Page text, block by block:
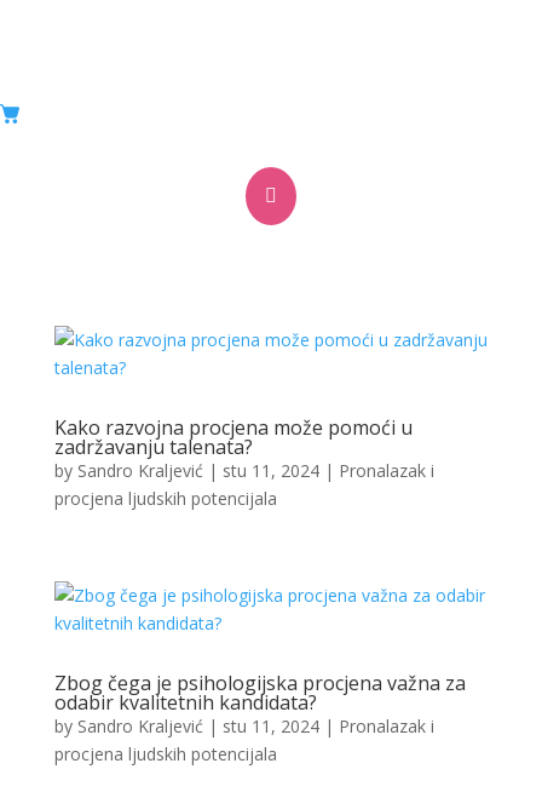

Koje su glavne prednosti head huntinga za
stu 11, 2024
Kako razvojna procjena može pomoći u
zadržavanju talenata?
by Sandro Kraljević | stu 11, 2024| Pronalazak i
procjena ljudskih potencijala
Zbog čega je psihologijska procjena važna za
odabir kvalitetnih kandidata?
by Sandro Kraljević | stu 11, 2024| Pronalazak i
procjena ljudskih potencijala